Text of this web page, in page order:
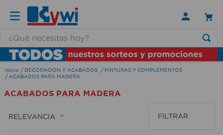
DECORACION Y ACABADOS
PINTURAS Y COMPLEMENTOS
ACABADOS PARA MADERA
ACABADOS PARA MADERA
RELEVANCIA FILTRAR
TÉRMINOS MÁS BUSCADOS
1.
lamparas
2.
ducha